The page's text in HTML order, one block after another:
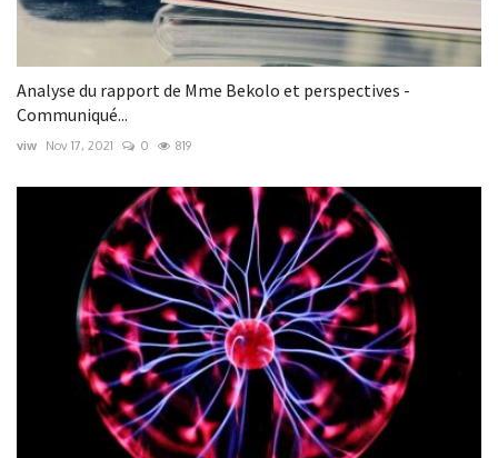
Analyse du rapport de Mme Bekolo et perspectives -
Communiqué...
viw Nov 17, 2021 0 819